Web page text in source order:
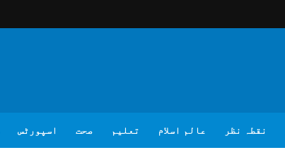
نقطہ نظر عالم اسلام تعلیم صحت اسپورٹس